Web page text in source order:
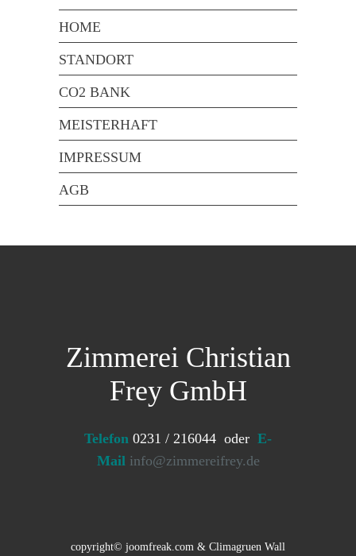
HOME
STANDORT
CO2 BANK
MEISTERHAFT
IMPRESSUM
AGB
Zimmerei Christian
Frey GmbH
Telefon 0231 / 216044 oder E-
Mail info@zimmereifrey.de
copyright© joomfreak.com & Climagruen Wall